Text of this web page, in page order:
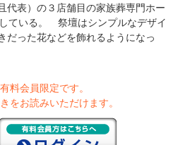
代表）の３店舗目の家族葬専門ホー
ている。 祭壇はシンプルなデザイ
だった花などを飾れるようになっ
料会員限定です。
をお読みいただけます。